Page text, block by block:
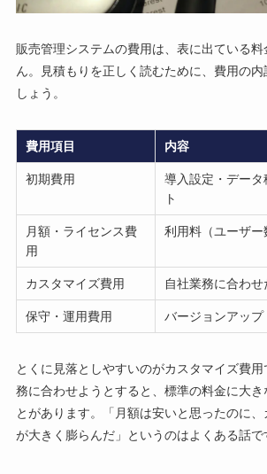
販売管理システムの費用は、表に出ている
ん。見積もりを正しく読むために、費用の内
しょう。
費用項目 内容
初期費用
導入設定・デー
ト
月額・ライセンス費
用
利用料（ユーザー
カスタマイズ費用 自社業務に合わ
保守・運用費用 バージョンアッ
とくに見落としやすいのがカスタマイズ費
務に合わせようとすると、標準の料金に大き
とがあります。「月額は安いと思ったのに
が大きく膨らんだ」というのはよくある話で